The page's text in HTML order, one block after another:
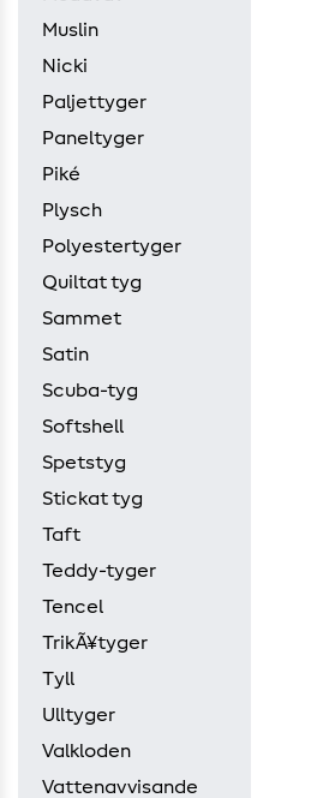
Muslin
Nicki
Paljettyger
Paneltyger
Piké
Plysch
Polyestertyger
Quiltat tyg
Sammet
Satin
Scuba-tyg
Softshell
Spetstyg
Stickat tyg
Taft
Teddy-tyger
Tencel
TrikÃ¥tyger
Tyll
Ulltyger
Valkloden
Vattenavvisande